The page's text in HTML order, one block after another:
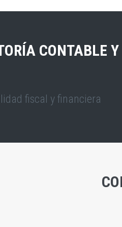
CONTABLE Y
fiscal y financiera